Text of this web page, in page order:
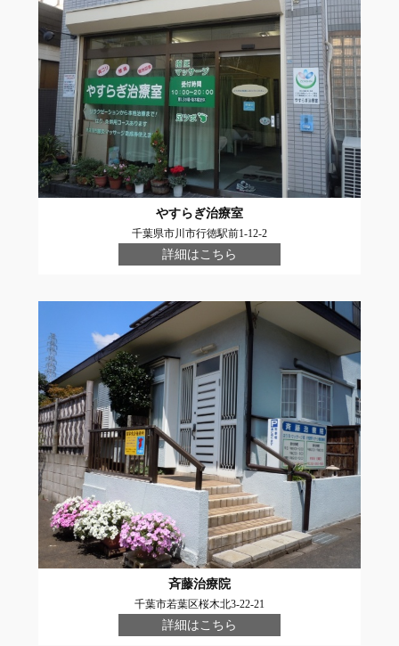
やすらぎ治療室
千葉県市川市行徳駅前1-12-2
詳細はこちら
斉藤治療院
千葉市若葉区桜木北3-22-21
詳細はこちら